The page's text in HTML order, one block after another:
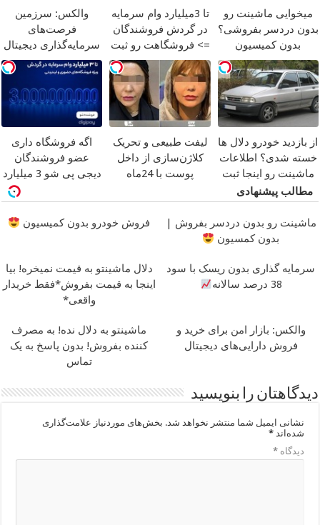
میخوایی ماشینت رو
بدون دردسر بفروشی؟
بدون کمیسیون
تا 3میلیارد وام سرمایه
در گردش فروشندگان
=> فروشگاهت رو ثبت
کن
والکس: سرزمین
فرصت‌های
سرمایه‌گذاری دیجیتال
شما
از بازدید خودرو دلال ها
خسته شدی؟ اطلاعات
ماشینت رو اینجا ثبت
کن
لیفت طبیعی و تحریک
کلاژن‌سازی از داخل
پوست با 24ماه
اگه فروشگاه داری
عضو فروشندگان
دیجی پی شو 3 میلیارد
مطالب پیشنهادی
ماشینت رو بدون دردسر بفروش |
بدون کمسیون
فروش خودرو بدون کمیسیون
سرمایه گذاری بدون ریسک با سود
38 درصد سالانه
دلال ماشینتو به قیمت نمیخره! بیا
اینجا به قیمت بفروش*فقط خریدار
واقعی*
والکس: بازار امن برای خرید و
فروش دارایی‌های دیجیتال
ماشینتو به دلال نده! به مصرف
کننده بفروش! بدون پاسخ به یک
تماس
دیدگاهتان را بنویسید
نشانی ایمیل شما منتشر نخواهد شد. بخش‌های موردنیاز علامت‌گذاری
شده‌اند*
دیدگاه*